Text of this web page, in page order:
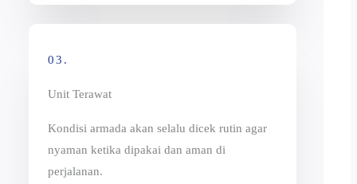
03.
Unit Terawat
Kondisi armada akan selalu dicek rutin agar
nyaman ketika dipakai dan aman di
perjalanan.